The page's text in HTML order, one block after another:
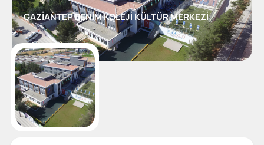
GAZİANTEP BENİM KOLEJİ KÜLTÜR MERKEZİ